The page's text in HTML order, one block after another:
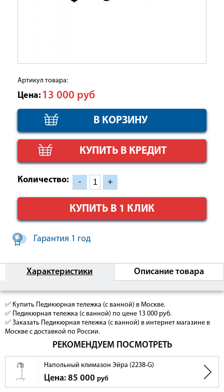
Артикул товара:
Цена: 13 000 руб
КУПИТЬ В КРЕДИТ
Количество: - +
КУПИТЬ В 1 КЛИК
Гарантия 1 год
Характеристики Описание товара
✅ Купить Педикюрная тележка (с ванной) в Москве.
✅ Педикюрная тележка (с ванной) по цене 13 000 руб.
✅ Заказать Педикюрная тележка (с ванной) в интернет магазине в
Москве с доставкой по России.
РЕКОМЕНДУЕМ ПОСМОТРЕТЬ
Напольный климазон Эйра (2238-G)
Цена: 85 000 руб